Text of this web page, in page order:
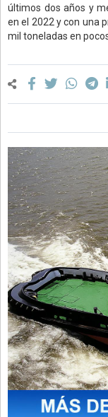
últimos dos años y
en el 2022 y con una
mil toneladas en